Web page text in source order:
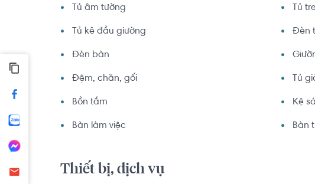
Tủ âm tường Tủ
Tủ kê đầu giường Đèn
Đèn bàn
Đệm, chăn, gối Tủ
Bồn tắm Kệ
Bàn làm việc Bàn
Thiết bị, dịch vụ